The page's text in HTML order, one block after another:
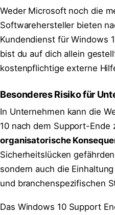
Weder Microsoft noch die
Softwarehersteller bieten
Kundendienst für Windows
bist du auf dich allein
kostenpflichtige externe
Besonderes Risiko für
In Unternehmen kann die
10 nach dem Support-Ende
organisatorische
Sicherheitslücken
sondern auch die
und branchenspezifischen
Das Windows 10 Support